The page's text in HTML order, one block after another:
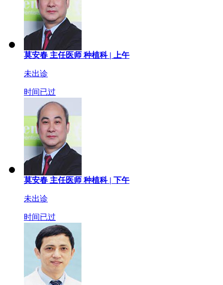
莫安春 主任医师 种植科 | 上午
未出诊
时间已过
莫安春 主任医师 种植科 | 下午
未出诊
时间已过